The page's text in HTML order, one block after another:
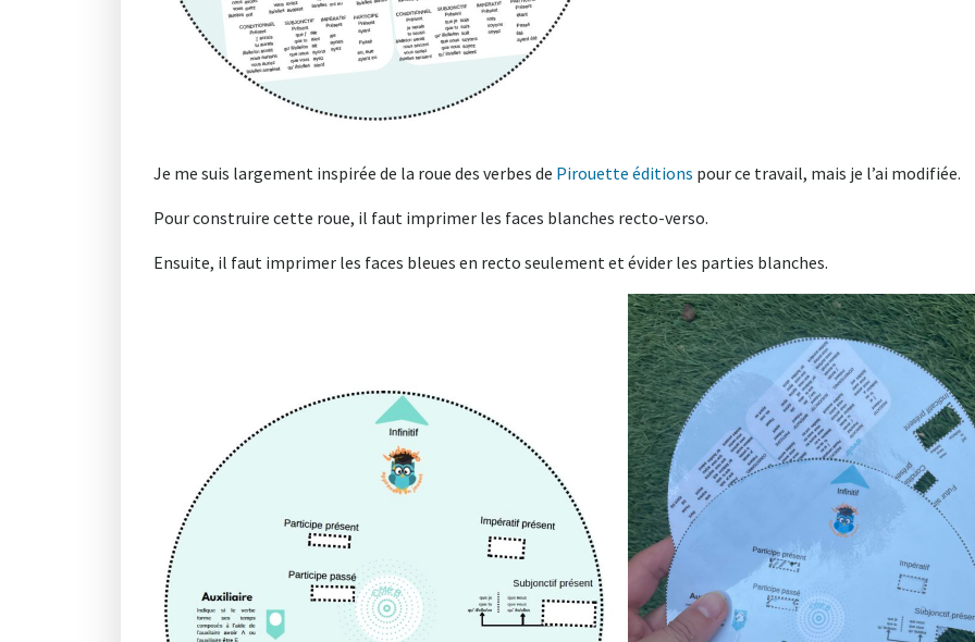
Je me suis largement inspirée de la roue des verbes de Pirouette éditions pour ce travail, mais je l’ai modifiée.
Pour construire cette roue, il faut imprimer les faces blanches recto-verso.
Ensuite, il faut imprimer les faces bleues en recto seulement et évider les parties blanches.